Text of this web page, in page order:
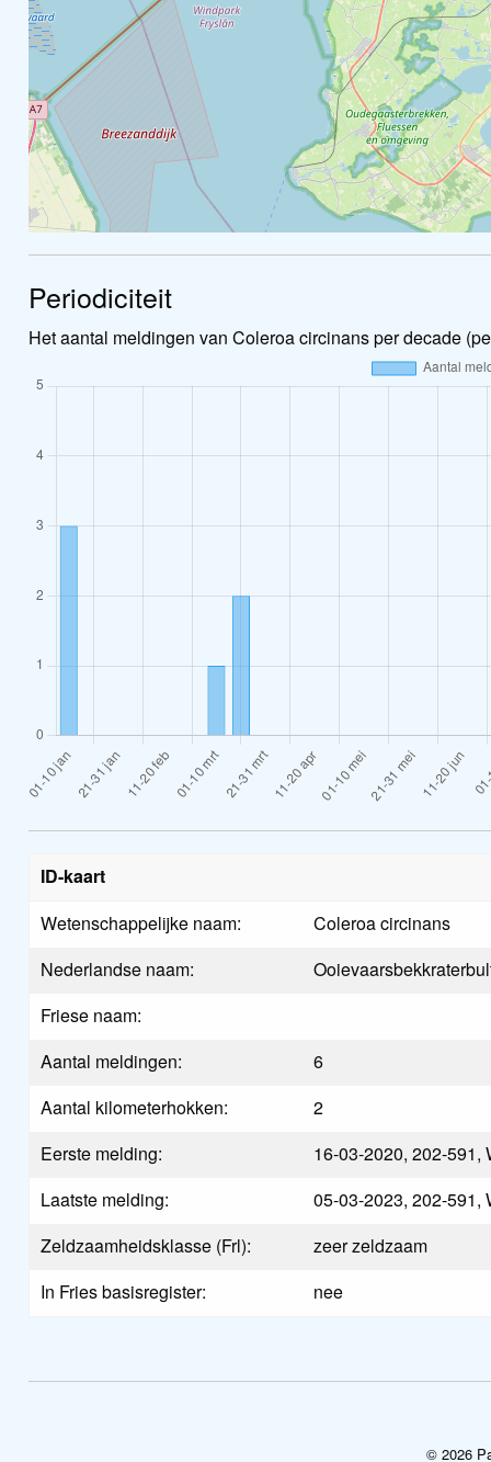
Periodiciteit
Het aantal meldingen van Coleroa circinans per decade
ID-kaart
Wetenschappelijke naam:
Coleroa circinans
Nederlandse naam:
Friese naam:
Aantal meldingen:
6
Aantal kilometerhokken:
2
Eerste melding:
16-03-2020, 202-591,
Laatste melding:
05-03-2023, 202-591,
Zeldzaamheidsklasse (Frl):
zeer zeldzaam
In Fries basisregister:
nee
© 2026